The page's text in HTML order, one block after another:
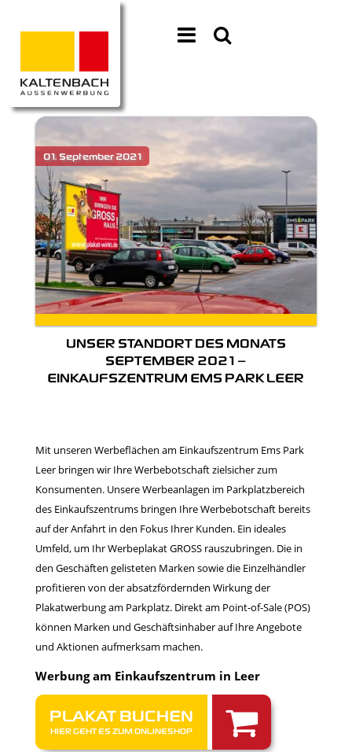
UNSER STANDORT DES MONATS
SEPTEMBER 2021 –
EINKAUFSZENTRUM EMS PARK LEER
Mit unseren Werbeflächen am Einkaufszentrum Ems Park
Leer bringen wir Ihre Werbebotschaft zielsicher zum
Konsumenten. Unsere Werbeanlagen im Parkplatzbereich
des Einkaufszentrums bringen Ihre Werbebotschaft bereits
auf der Anfahrt in den Fokus Ihrer Kunden. Ein ideales
Umfeld, um Ihr Werbeplakat GROSS rauszubringen. Die in
den Geschäften gelisteten Marken sowie die Einzelhändler
profitieren von der absatzfördernden Wirkung der
Plakatwerbung am Parkplatz. Direkt am Point-of-Sale (POS)
können Marken und Geschäftsinhaber auf Ihre Angebote
und Aktionen aufmerksam machen.
Werbung am Einkaufszentrum in Leer
PLAKAT BUCHEN
HIER GEHT ES ZUM ONLINESHOP